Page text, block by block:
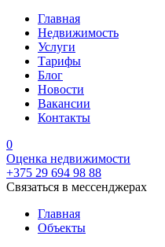
Главная
Недвижимость
Услуги
Тарифы
Блог
Новости
Вакансии
Контакты
0
Оценка недвижимости
+375 29 694 98 88
Связаться в мессенджерах
Главная
Объекты